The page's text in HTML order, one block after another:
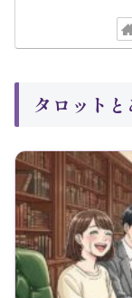
タロット